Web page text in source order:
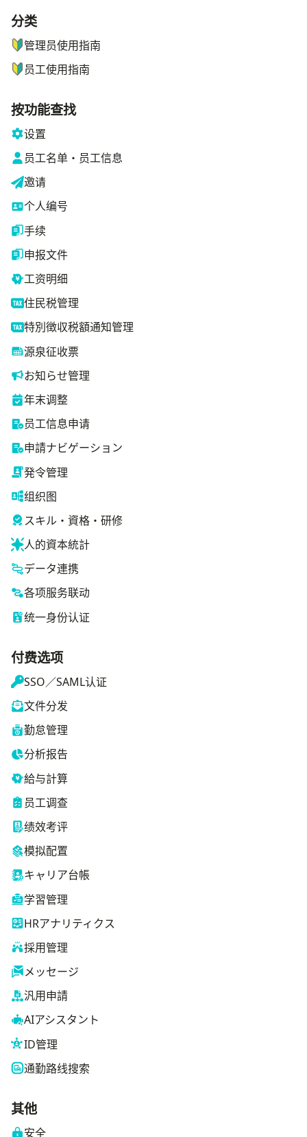
ナビゲーションメニュー
分类
管理员使用指南
员工使用指南
按功能查找
设置
员工名单・员工信息
邀请
个人编号
手续
申报文件
工资明细
住民税管理
特別徴収税額通知管理
源泉征收票
お知らせ管理
年末调整
员工信息申请
申請ナビゲーション
発令管理
组织图
スキル・資格・研修
人的資本統計
データ連携
各项服务联动
统一身份认证
付费选项
SSO／SAML认证
文件分发
勤怠管理
分析报告
給与計算
员工调查
绩效考评
模拟配置
キャリア台帳
学習管理
HRアナリティクス
採用管理
メッセージ
汎用申請
AIアシスタント
ID管理
通勤路线搜索
其他
安全